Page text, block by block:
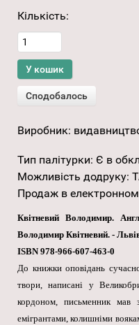
Кількість:
Виробник:
Тип палітурки: Є в
Можливість додруку:
Продаж в електронном
Квітневий Володимир.
Володимир Квітневий. -
ISBN 978-966-607-463-0
До книжки оповідань
твори, написані у
кордоном, письменник мав
емігрантами, колишніми